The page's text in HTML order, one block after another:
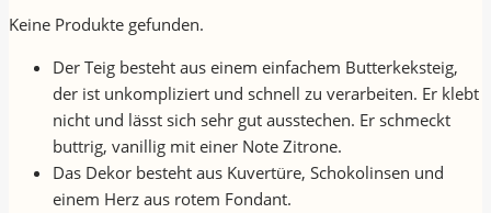
Keine Produkte gefunden.
Der Teig besteht aus einem einfachem Butterkeksteig,
der ist unkompliziert und schnell zu verarbeiten. Er klebt
nicht und lässt sich sehr gut ausstechen. Er schmeckt
buttrig, vanillig mit einer Note Zitrone.
Das Dekor besteht aus Kuvertüre, Schokolinsen und
einem Herz aus rotem Fondant.